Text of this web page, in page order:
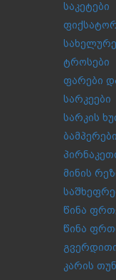
საკეტები
ტროსები
ფარები
სარკეები
სარკის
მინის
წინა
წინა
კარის